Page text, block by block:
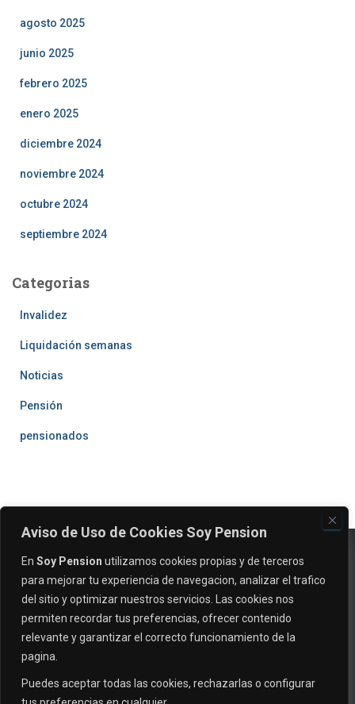
Aviso de Uso de Cookies Soy Pension
En Soy Pension utilizamos cookies propias y de terceros
para mejorar tu experiencia de navegacion, analizar el trafico
del sitio y optimizar nuestros servicios. Las cookies nos
permiten recordar tus preferencias, ofrecer contenido
relevante y garantizar el correcto funcionamiento de la
pagina.
Puedes aceptar todas las cookies, rechazarlas o configurar
agosto 2025
junio 2025
febrero 2025
enero 2025
diciembre 2024
noviembre 2024
octubre 2024
septiembre 2024
Categorias
Invalidez
Liquidación semanas
Noticias
Pensión
pensionados